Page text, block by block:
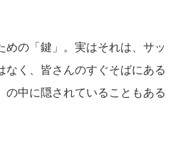
めの「鍵」。実はそれは、サッ
なく、皆さんのすぐそばにある
の中に隠されていることもある